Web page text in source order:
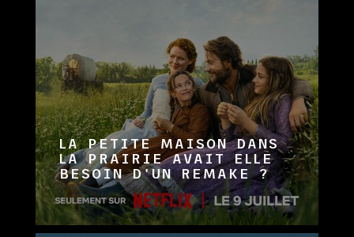
LA PETITE MAISON DANS
LA PRAIRIE AVAIT ELLE
BESOIN D'UN REMAKE ?